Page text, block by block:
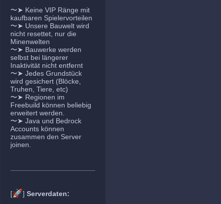
〜➤ Keine VIP Ränge mit
kaufbaren Spielervorteilen
〜➤ Unsere Bauwelt wird
nicht resettet, nur die
Minenwelten
〜➤ Bauwerke werden
selbst bei längerer
Inaktivität nicht entfernt
〜➤ Jedes Grundstück
wird gesichert (Blöcke,
Truhen, Tiere, etc)
〜➤ Regionen im
Freebuild können beliebig
erweitert werden.
〜➤ Java und Bedrock
Accounts können
zusammen den Server
joinen.
[🚀] Serverdaten: